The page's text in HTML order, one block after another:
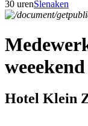
30 urenSlenaken
Hotel Klein